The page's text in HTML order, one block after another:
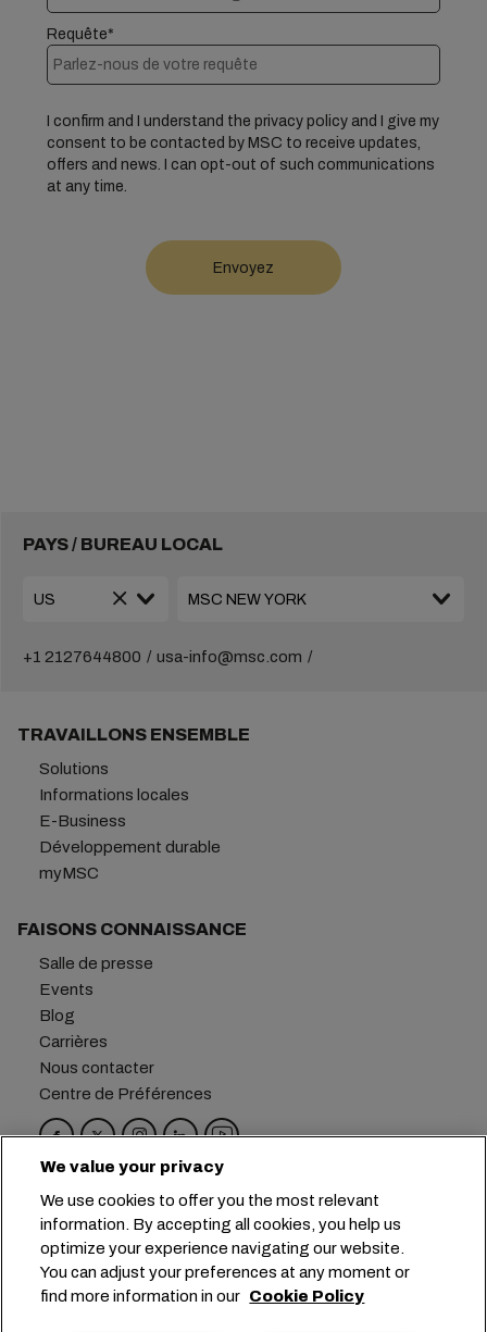
Requête*
I confirm and I understand the privacy policy and I give my
consent to be contacted by MSC to receive updates,
offers and news. I can opt-out of such communications
at any time.
PAYS / BUREAU LOCAL
+1 2127644800 usa-info@msc.com
TRAVAILLONS ENSEMBLE
Solutions
Informations locales
E-Business
Développement durable
myMSC
FAISONS CONNAISSANCE
Salle de presse
Events
Blog
Carrières
Nous contacter
Centre de Préférences
Siège social : +41 227038888
info@msc.com
Chemin Rieu 12, 1208 Geneva
Switzerland
Paramètres des cookies
Confidentialité des données
We value your privacy
We use cookies to offer you the most relevant
information. By accepting all cookies, you help us
optimize your experience navigating our website.
You can adjust your preferences at any moment or
find more information in our Cookie Policy